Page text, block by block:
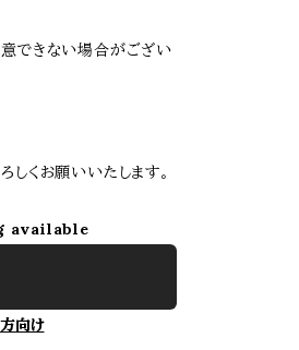
できない場合がござい
しくお願いいたします。
available
向け